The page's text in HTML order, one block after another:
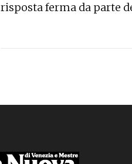
risposta ferma da parte